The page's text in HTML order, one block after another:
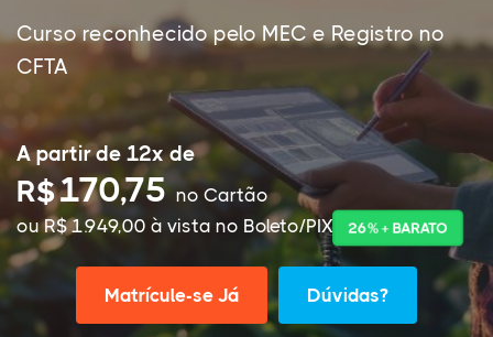
Curso reconhecido pelo MEC e Registro no
CFTA
A partir de 12x de
R$170,75no Cartão
ou R$ 1.949,00 à vista no Boleto/PIX
26% + BARATO
Matrícule-se Já Dúvidas?